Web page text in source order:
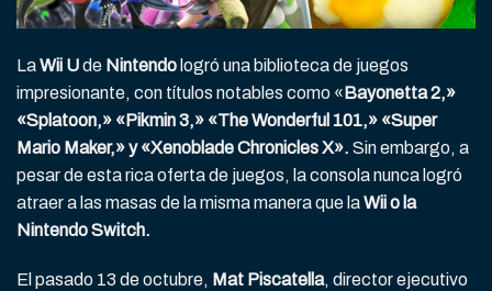
LaWii Ude Nintendo logró una biblioteca de juegos
impresionante, con títulos notables como «Bayonetta 2,»
«Splatoon,» «Pikmin 3,» «The Wonderful 101,» «Super
Mario Maker,» y «Xenoblade Chronicles X». Sin embargo, a
pesar de esta rica oferta de juegos, la consola nunca logró
atraer a las masas de la misma manera que laWii o la
Nintendo Switch.
El pasado 13 de octubre, Mat Piscatella, director ejecutivo